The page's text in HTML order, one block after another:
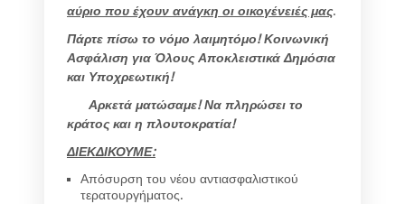
αύριο που έχουν ανάγκη οι οικογένειές μας.
Πάρτε πίσω το νόμο λαιμητόμο! Κοινωνική
Ασφάλιση για Όλους Αποκλειστικά Δημόσια
και Υποχρεωτική!
Αρκετά ματώσαμε! Να πληρώσει το
κράτος και η πλουτοκρατία!
ΔΙΕΚΔΙΚΟΥΜΕ:
Απόσυρση του νέου αντιασφαλιστικού
τερατουργήματος.